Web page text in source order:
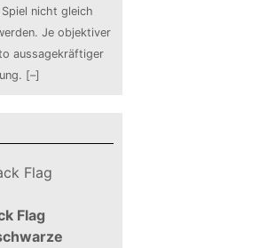
nicht gleich
Je objektiver
aussagekräftiger
[–]
Flag